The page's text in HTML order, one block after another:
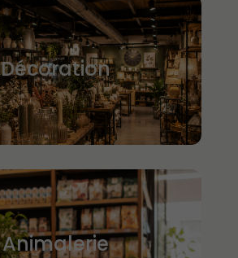
Décoration
Animalerie